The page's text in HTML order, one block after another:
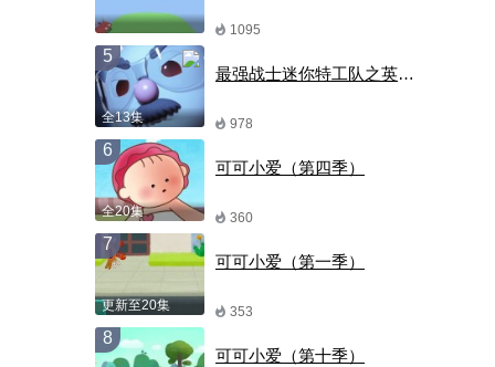
1095
5
全13集
最强战士迷你特工队之英雄的诞生
978
6
全20集
可可小爱（第四季）
360
7
更新至20集
可可小爱（第一季）
353
8
可可小爱（第十季）